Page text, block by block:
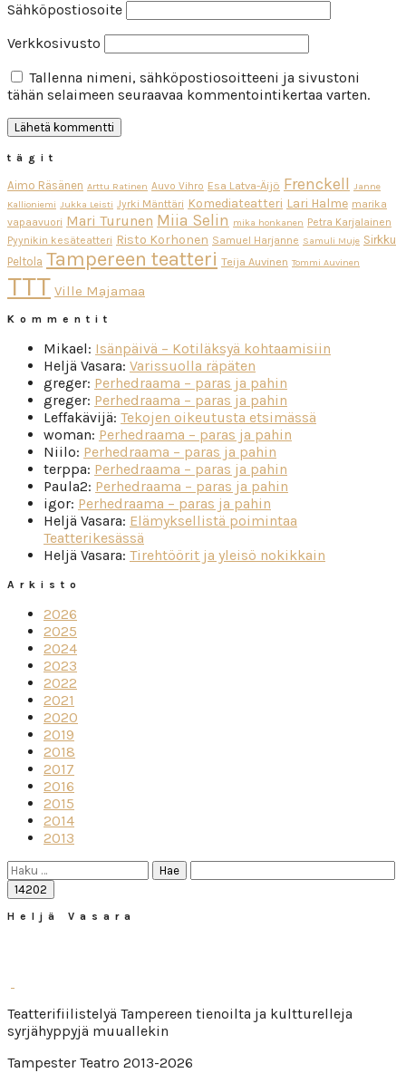
Sähköpostiosoite
Verkkosivusto
Tallenna nimeni, sähköpostiosoitteeni ja sivustoni
tähän selaimeen seuraavaa kommentointikertaa varten.
tägit
Aimo Räsänen Arttu Ratinen Auvo Vihro Esa Latva-Äijö Frenckell
Janne
Kallioniemi Jukka Leisti Jyrki Mänttäri Komediateatteri Lari Halme marika
vapaavuori Mari Turunen Miia Selin mika honkanen Petra Karjalainen
Pyynikin kesäteatteri Risto Korhonen Samuel Harjanne Samuli Muje Sirkku
Peltola Tampereen teatteri Teija Auvinen Tommi Auvinen
TTT Ville Majamaa
Kommentit
Mikael: Isänpäivä – Kotiläksyä kohtaamisiin
Heljä Vasara: Varissuolla räpäten
greger: Perhedraama – paras ja pahin
greger: Perhedraama – paras ja pahin
Leffakävijä: Tekojen oikeutusta etsimässä
woman: Perhedraama – paras ja pahin
Niilo: Perhedraama – paras ja pahin
terppa: Perhedraama – paras ja pahin
Paula2: Perhedraama – paras ja pahin
igor: Perhedraama – paras ja pahin
Heljä Vasara: Elämyksellistä poimintaa
Teatterikesässä
Heljä Vasara: Tirehtöörit ja yleisö nokikkain
Arkisto
2026
2025
2024
2023
2022
2021
2020
2019
2018
2017
2016
2015
2014
2013
Haku:
Heljä Vasara
Teatterifiilistelyä Tampereen tienoilta ja kultturelleja
syrjähyppyjä muuallekin
Tampester Teatro 2013-2026